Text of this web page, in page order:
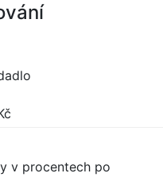
v procentech po